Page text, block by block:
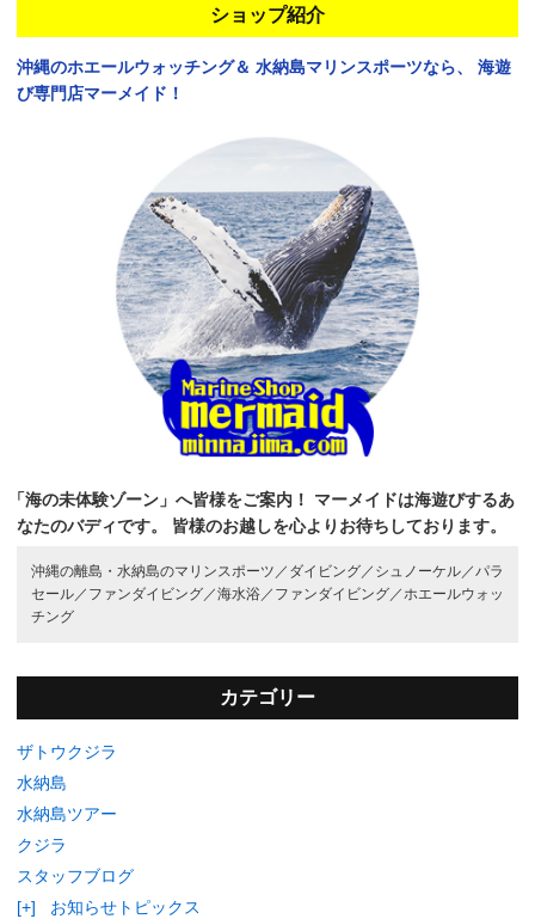
ショップ紹介
沖縄のホエールウォッチング＆ 水納島マリンスポーツなら、
海遊
び専門店マーメイド！
「海の未体験ゾーン」へ皆様をご案内！
マーメイドは海遊びするあ
なたのバディです。
皆様のお越しを心よりお待ちしております。
沖縄の離島・水納島のマリンスポーツ／ ダイビング／ シュノーケル／パラ
セール／ ファンダイビング／海水浴／ ファンダイビング／ホエールウォッ
チング
カテゴリー
ザトウクジラ
水納島
水納島ツアー
クジラ
スタッフブログ
[+]
お知らせトピックス